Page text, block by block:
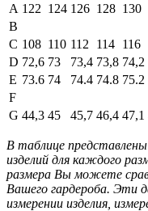
A 122 124 126 128 130
B
C 108 110 112 114 116
D 72,6 73 73,4 73,8 74,2
E 73.6 74 74.4 74.8 75.2
F
G 44,3 45 45,7 46,4 47,1
В таблице
изделий для каждого
размера Вы можете
Вашего гардероба. Эти
измерении изделия,